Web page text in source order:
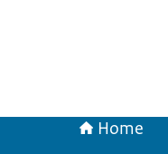
Home